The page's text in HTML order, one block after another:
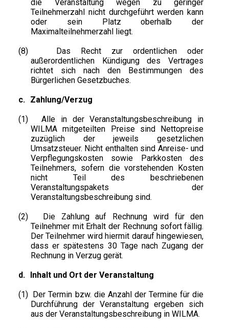
die Veranstaltung wegen zu geringer
Teilnehmerzahl nicht durchgeführt werden kann
oder sein Platz oberhalb der
Maximalteilnehmerzahl liegt.
(8)
Das Recht zur ordentlichen oder
außerordentlichen Kündigung des Vertrages
richtet sich nach den Bestimmungen des
Bürgerlichen Gesetzbuches.
c. Zahlung/Verzug
(1)
Alle in der Veranstaltungsbeschreibung in
WILMA mitgeteilten Preise sind Nettopreise
zuzüglich der jeweils gesetzlichen
Umsatzsteuer. Nicht enthalten sind Anreise- und
Verpflegungskosten sowie Parkkosten des
Teilnehmers, sofern die vorstehenden Kosten
nicht Teil des beschriebenen
Veranstaltungspakets der
Veranstaltungsbeschreibung sind.
(2)
Die Zahlung auf Rechnung wird für den
Teilnehmer mit Erhalt der Rechnung sofort fällig.
Der Teilnehmer wird hiermit darauf hingewiesen,
dass er spätestens 30 Tage nach Zugang der
Rechnung in Verzug gerät.
d. Inhalt und Ort der Veranstaltung
(1) Der Termin bzw. die Anzahl der Termine für die
Durchführung der Veranstaltung ergeben sich
aus der Veranstaltungsbeschreibung in WILMA.